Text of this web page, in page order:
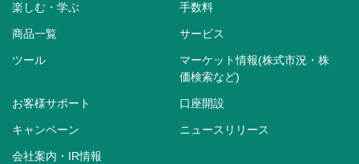
楽しむ・学ぶ 手数料
商品一覧 サービス
ツール
マーケット情報(株式市況・株
価検索など)
お客様サポート 口座開設
キャンペーン ニュースリリース
会社案内・IR情報